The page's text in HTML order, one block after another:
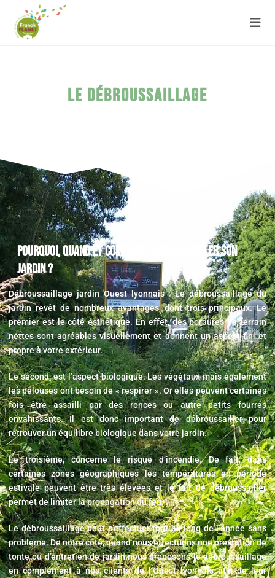
Le débroussaillage
Pourquoi, Quand Et Comment Débroussailler Son
Jardin ?
Débroussaillage jardin Ouest lyonnais :Le débroussaillage du
jardin revêt de nombreux avantages, dont trois principaux. Le
premier est le côté esthétique. En effet, des bordures de terrain
nettes sont agréables visuellement et donnent un aspect fini et
propre à votre extérieur.
Le second, est l’aspect biologique. Les végétaux mais également
les pelouses ont besoin de « respirer ». Or elles peuvent certaines
fois être assailli par des ronces ou autre petits fourrés
envahissants. Il est donc important de débroussailler pour
retrouver un équilibre biologique dans votre jardin.
Le troisième, concerne le risque d’incendie. De fait, dans
certaines zones géographiques les températures en période
estivale peuvent être très élevées et le fait de débroussailler
permet de limiter la propagation du feu.
Le débroussaillage peut s’effectuer tout au long de l’année sans
problème. De notre côté, quand nous effectuons une prestation de
tonte ou d’entretien de jardin nous proposons le débroussaillage
en complément à nos clients de l’Ouest lyonnais afin de leur